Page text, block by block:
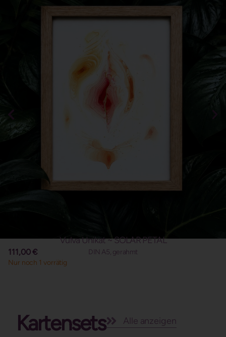
Vulva Unikat ~ SOLAR PETAL
DIN A5, gerahmt
111,00€
Nur noch 1 vorrätig
Kartensets Alle anzeigen